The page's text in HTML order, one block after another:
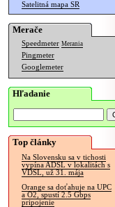
Satelitná mapa SR
Merače
Speedmeter Merania
Pingmeter
Googlemeter
Hľadanie
Top články
Na Slovensku sa v tichosti
vypína ADSL v lokalitách s
VDSL, už 31. mája
Orange sa doťahuje na UPC
a O2, spustí 2.5 Gbps
pripojenie